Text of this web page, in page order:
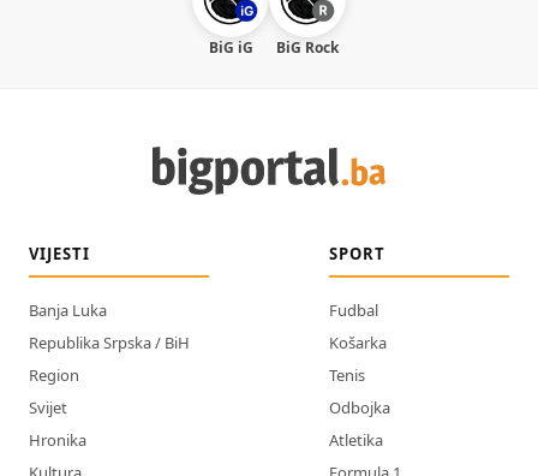
BiG iG BiG Rock
VIJESTI
Banja Luka
Republika Srpska / BiH
Region
Svijet
Hronika
SPORT
Fudbal
Košarka
Tenis
Odbojka
Atletika